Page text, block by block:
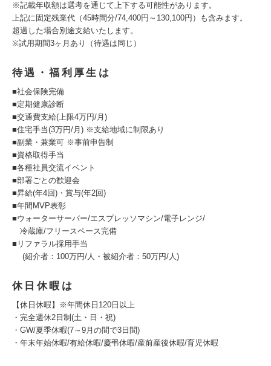
※記載年収額は選考を通じて上下する可能性があります。
上記に固定残業代（45時間分/74,400円～130,100円）も含みます。
超過した場合別途支給いたします。
※試用期間3ヶ月あり（待遇は同じ）
待遇・福利厚生は
■社会保険完備
■定期健康診断
■交通費支給(上限4万円/月)
■住宅手当(3万円/月) ※支給地域に制限あり
■副業・兼業可 ※事前申告制
■資格取得手当
■各種社員交流イベント
■部署ごとの歓迎会
■昇給(年4回)・賞与(年2回)
■年間MVP表彰
■ウォーターサーバー/エスプレッソマシン/電子レンジ/
冷蔵庫/フリースペース完備
■リファラル採用手当
(紹介者：100万円/人・被紹介者：50万円/人)
休日休暇は
【休日休暇】※年間休日120日以上
・完全週休2日制(土・日・祝)
・GW/夏季休暇(7～9月の間で3日間)
・年末年始休暇/有給休暇/慶弔休暇/産前産後休暇/育児休暇